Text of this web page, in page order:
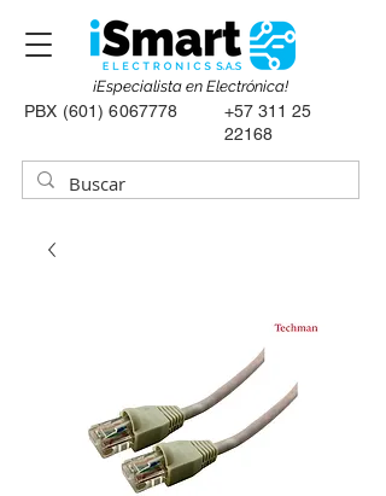
PBX (601) 6067778
+57 311 25
22168
¡Especialista en Electrónica!